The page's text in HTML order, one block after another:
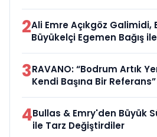
2Ali Emre Açıkgöz Galimidi,
Büyükelçi Egemen Bağış
3RAVANO: “Bodrum Artık
Kendi Başına Bir Referans”
4Bullas & Emry'den Büyük
ile Tarz Değiştirdiler